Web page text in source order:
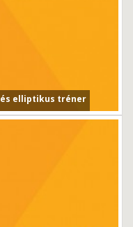
elliptikus tréner